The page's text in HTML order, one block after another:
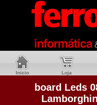
Inicio Loja
board Leds